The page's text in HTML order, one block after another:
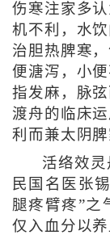
伤寒注家多
机不利，水
治胆热脾寒
便溏泻，小
指发麻，脉
渡舟的临床
利而兼太阴脾
活络效
民国名医张
腿疼臂疼”之
仅入血分以